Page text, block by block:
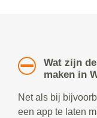
Wat zijn
maken in
Net als bij
een app te laten